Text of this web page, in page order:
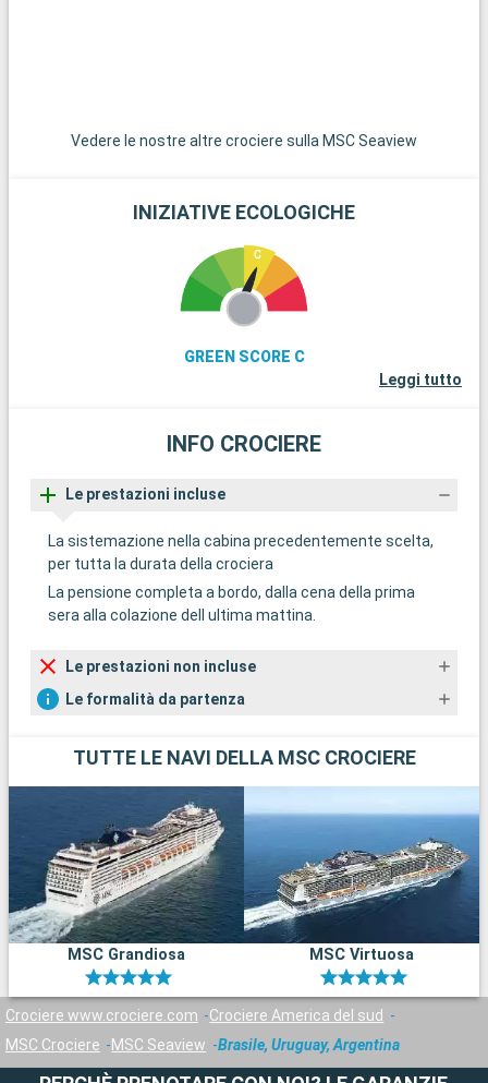
Vedere le nostre altre crociere sulla MSC Seaview
INIZIATIVE ECOLOGICHE
GREEN SCORE C
Leggi tutto
INFO CROCIERE
Le prestazioni incluse
La sistemazione nella cabina precedentemente scelta,
per tutta la durata della crociera
La pensione completa a bordo, dalla cena della prima
sera alla colazione dell ultima mattina.
Le prestazioni non incluse
Le formalità da partenza
TUTTE LE NAVI DELLA MSC CROCIERE
MSC Grandiosa MSC Virtuosa
Crociere www.crociere.com
Crociere America del sud
MSC Crociere
MSC Seaview Brasile, Uruguay, Argentina